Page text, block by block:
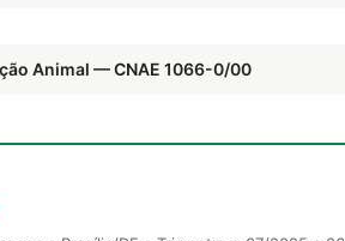
Animal — CNAE 1066-0/00